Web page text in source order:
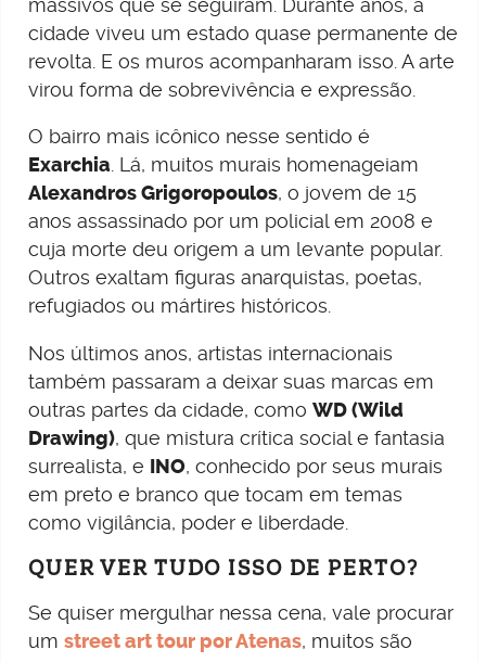
massivos que se seguiram. Durante anos, a
cidade viveu um estado quase permanente de
revolta. E os muros acompanharam isso. A arte
virou forma de sobrevivência e expressão.
O bairro mais icônico nesse sentido é
Exarchia. Lá, muitos murais homenageiam
Alexandros Grigoropoulos, o jovem de 15
anos assassinado por um policial em 2008 e
cuja morte deu origem a um levante popular.
Outros exaltam figuras anarquistas, poetas,
refugiados ou mártires históricos.
Nos últimos anos, artistas internacionais
também passaram a deixar suas marcas em
outras partes da cidade, como WD (Wild
Drawing), que mistura crítica social e fantasia
surrealista, e INO, conhecido por seus murais
em preto e branco que tocam em temas
como vigilância, poder e liberdade.
QUER VER TUDO ISSO DE PERTO?
Se quiser mergulhar nessa cena, vale procurar
um street art tour por Atenas, muitos são